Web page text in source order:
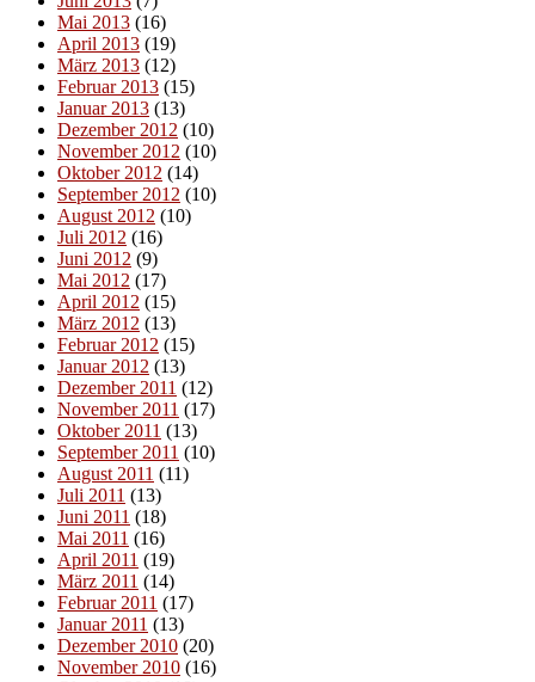
Mai 2013 (16)
April 2013 (19)
März 2013 (12)
Februar 2013 (15)
Januar 2013 (13)
Dezember 2012 (10)
November 2012 (10)
Oktober 2012 (14)
September 2012 (10)
August 2012 (10)
Juli 2012 (16)
Juni 2012 (9)
Mai 2012 (17)
April 2012 (15)
März 2012 (13)
Februar 2012 (15)
Januar 2012 (13)
Dezember 2011 (12)
November 2011 (17)
Oktober 2011 (13)
September 2011 (10)
August 2011 (11)
Juli 2011 (13)
Juni 2011 (18)
Mai 2011 (16)
April 2011 (19)
März 2011 (14)
Februar 2011 (17)
Januar 2011 (13)
Dezember 2010 (20)
November 2010 (16)